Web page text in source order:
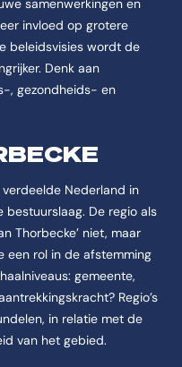
samenwerkingen en
invloed op grotere
beleidsvisies wordt de
Denk aan
, gezondheids- en
Nederland in
bestuurslaag. De regio als
Thorbecke’ niet, maar
een rol in de afstemming
gemeente,
Regio’s
in relatie met de
van het gebied.